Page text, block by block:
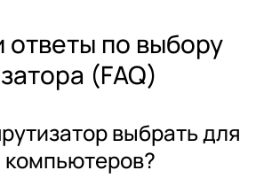
ответы по выбору
(FAQ)
выбрать для
компьютеров?